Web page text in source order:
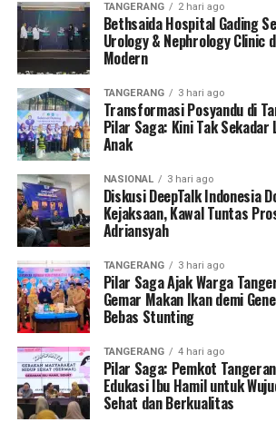
TANGERANG 2 hari ago
Bethsaida Hospital Gading
Urology & Nephrology Clinic
Modern
TANGERANG 3 hari ago
Transformasi Posyandu di
Pilar Saga: Kini Tak Sekadar
Anak
NASIONAL 3 hari ago
Diskusi DeepTalk Indonesia
Kejaksaan, Kawal Tuntas
Adriansyah
TANGERANG 3 hari ago
Pilar Saga Ajak Warga
Gemar Makan Ikan demi
Bebas Stunting
TANGERANG 4 hari ago
Pilar Saga: Pemkot
Edukasi Ibu Hamil untuk
Sehat dan Berkualitas